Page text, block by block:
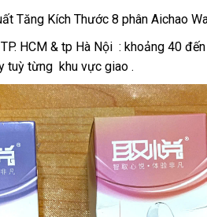
Tăng Kích Thước 8 phân Aichao
HCM & tp Hà Nội : khoảng 40
tuỳ từng khu vực giao .